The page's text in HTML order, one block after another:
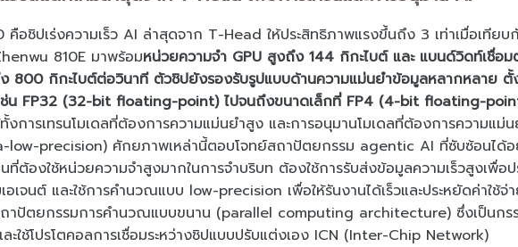
อชิปเร่งความเร็ว AI ล่าสุดจาก T-Head ให้ประสิทธิภาพแรงขึ้นถึง 3 เท่าเมื่อเทียบ
810E มาพร้อมหน่วยความจำ GPU สูงถึง 144 กิกะไบต์ และ แบนด์วิดท์เชื่อ
ง 800 กิกะไบต์ต่อวินาที ตัวชิปยังรองรับรูปแบบด้านความแม่นยำข้อมูลหลากหลาย ตั้
ช่น FP32 (32-bit floating-point) ไปจนถึงขนาดเล็กที่ FP4 (4-bit floating-
งการเทรนโมเดลที่ต้องการความแม่นยำสูง และการอนุมานโมเดลที่ต้องการความแม่
low-precision) ศักยภาพเหล่านี้ตอบโจทย์สถาปัตยกรรม agentic AI ที่ซับซ้อนได้
ที่ต้องใช้หน่วยความจำสูงมากในการจำบริบท ต้องใช้การรับส่งข้อมูลความเร็วสูงเพื่อป
อเจนต์ และใช้การคำนวณแบบ low-precision เพื่อให้รันงานได้เร็วและประหยัดค่าใช้จ่
ปัตยกรรมการคำนวณแบบขนาน (parallel computing architecture) ซึ่งเป็นกร
ใช้โปรโตคอลการเชื่อมระหว่างชิปแบบปรับแต่งเอง ICN (Inter-Chip Network)